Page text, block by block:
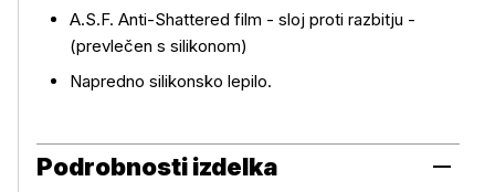
A.S.F. Anti-Shattered film - sloj proti razbitju -
(prevlečen s silikonom)
Napredno silikonsko lepilo.
Podrobnosti izdelka